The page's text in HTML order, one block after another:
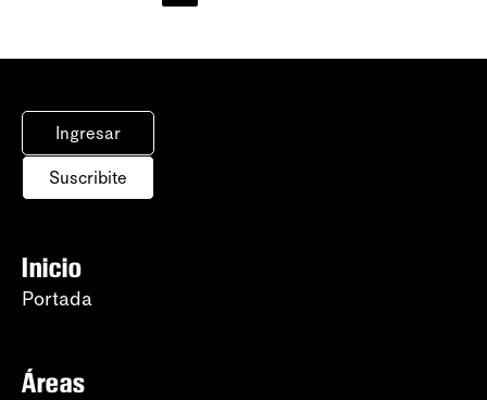
Ingresar
Suscribite
Inicio
Portada
Áreas